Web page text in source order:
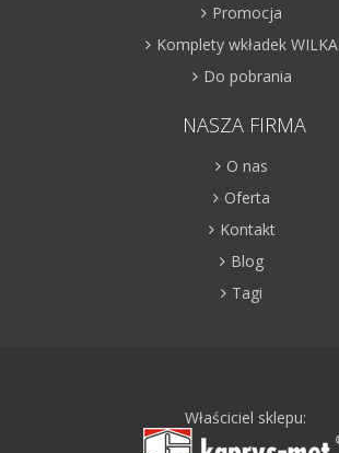
Promocja
Komplety wkładek WILKA
Do pobrania
NASZA FIRMA
O nas
Oferta
Kontakt
Blog
Tagi
Właściciel sklepu: